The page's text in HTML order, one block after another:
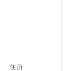
住所